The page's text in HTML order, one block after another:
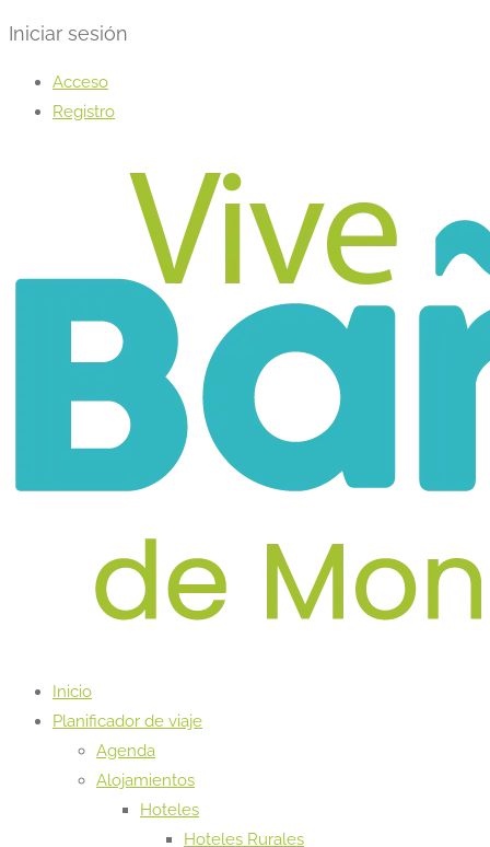
Iniciar sesión
Acceso
Registro
Inicio
Planificador de viaje
Agenda
Alojamientos
Hoteles
Hoteles Rurales